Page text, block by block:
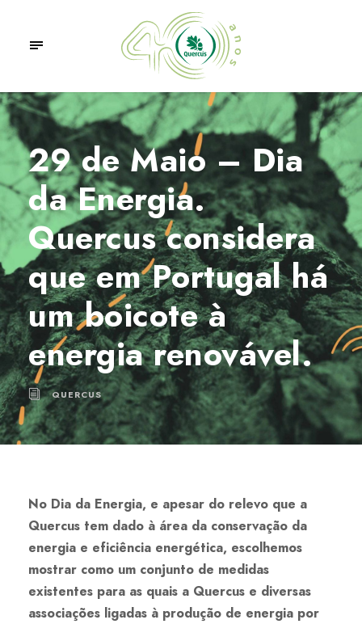
29 de Maio – Dia
da Energia.
Quercus considera
que em Portugal há
um boicote à
energia renovável.
QUERCUS
No Dia da Energia, e apesar do relevo que a
Quercus tem dado à área da conservação da
energia e eficiência energética, escolhemos
mostrar como um conjunto de medidas
existentes para as quais a Quercus e diversas
associações ligadas à produção de energia por